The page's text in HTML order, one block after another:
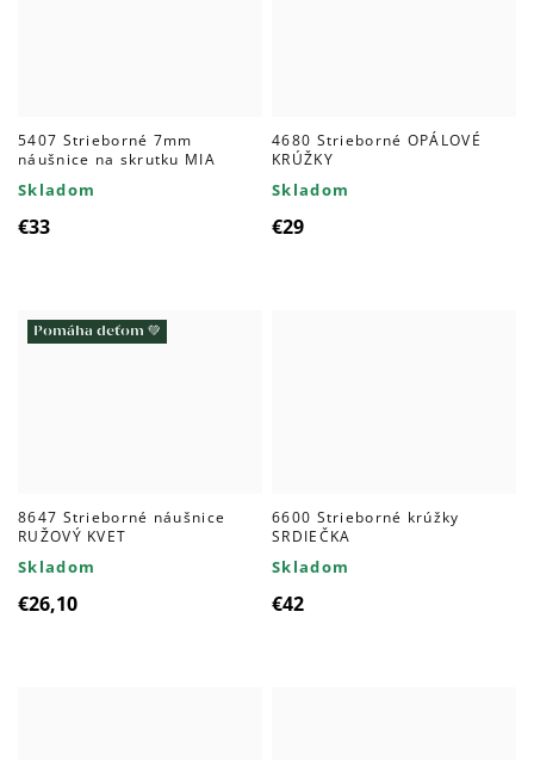
5407 Strieborné 7mm
náušnice na skrutku MIA
Skladom
€33
4680 Strieborné OPÁLOVÉ
KRÚŽKY
Skladom
€29
Pomáha deťom 💚
8647 Strieborné náušnice
RUŽOVÝ KVET
Skladom
€26,10
6600 Strieborné krúžky
SRDIEČKA
Skladom
€42